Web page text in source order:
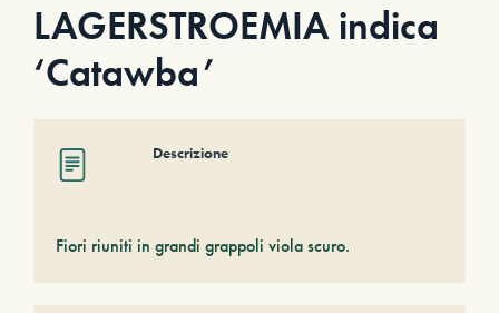
LAGERSTROEMIA indica
‘Catawba’
Descrizione
Fiori riuniti in grandi grappoli viola scuro.